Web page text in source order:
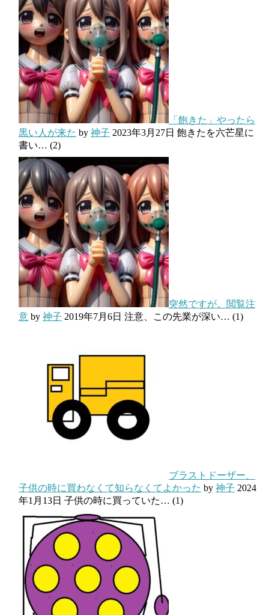
「飽きた」やったら
黒い人が来た by 神子 2023年3月27日 飽きたを六芒星に
書い… (2)
突然ですが。閲覧注
意 by 神子 2019年7月6日 注意、この先業が深い… (1)
ブラストドーザー、
子供の時に買わなくて知らなくてよかった by 神子 2024
年1月13日 子供の時に買っていた… (1)